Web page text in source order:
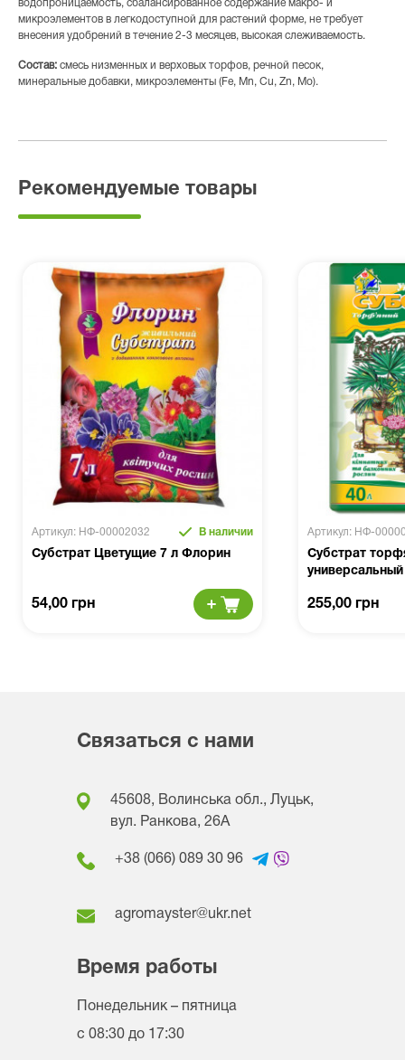
водопроницаемость, сбалансированное содержание макро- и
микроэлементов в легкодоступной для растений форме, не требует
внесения удобрений в течение 2-3 месяцев, высокая слеживаемость.
Состав: смесь низменных и верховых торфов, речной песок,
минеральные добавки, микроэлементы (Fe, Mn, Cu, Zn, Mo).
Рекомендуемые товары
Артикул: НФ-00002032 В наличии
Субстрат Цветущие 7 л Флорин
54,00 грн
Артикул: НФ-
Субстрат
255,00 грн
Связаться с нами
45608, Волинська обл., Луцьк,
вул. Ранкова, 26A
+38 (066) 089 30 96
agromayster@ukr.net
Время работы
Понедельник – пятница
с 08:30 до 17:30